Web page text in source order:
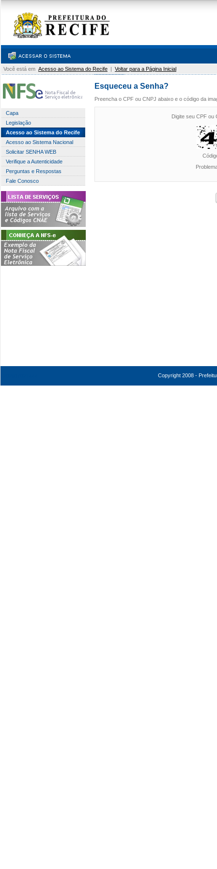
Você está em Acesso ao Sistema do Recife | Voltar para a Página Inicial
Capa
Legislação
Acesso ao Sistema do Recife
Acesso ao Sistema Nacional
Solicitar SENHA WEB
Verifique a Autenticidade
Perguntas e Respostas
Fale Conosco
Esqueceu a Senha?
Preencha o CPF ou CNPJ abaixo e o código da
Digite seu CPF ou
Copyright 2008 -